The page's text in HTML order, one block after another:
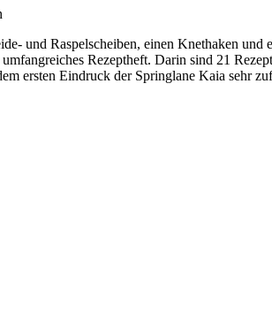
und Raspelscheiben, einen Knethaken
Rezeptheft. Darin sind 21
ersten Eindruck der Springlane Kaia sehr